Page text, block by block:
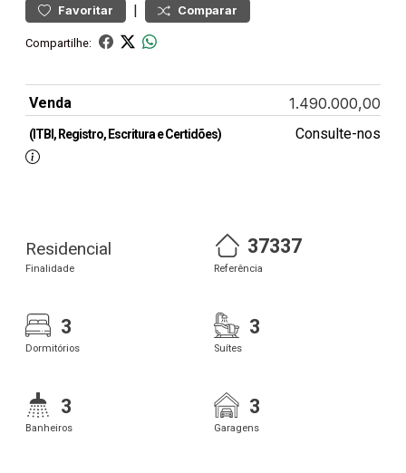
Favoritar | Comparar
Compartilhe:
Venda 1.490.000,00
(ITBI, Registro, Escritura e Certidões) Consulte-nos
Residencial
Finalidade
37337
Referência
3
Dormitórios
3
Suítes
3
Banheiros
3
Garagens